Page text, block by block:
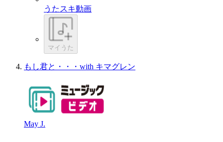
うたスキ動画
マイうた
もし君と・・・with キマグレン
May J.